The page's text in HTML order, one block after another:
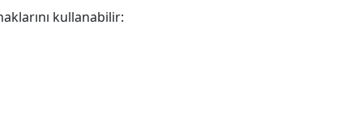
kullanabilir: